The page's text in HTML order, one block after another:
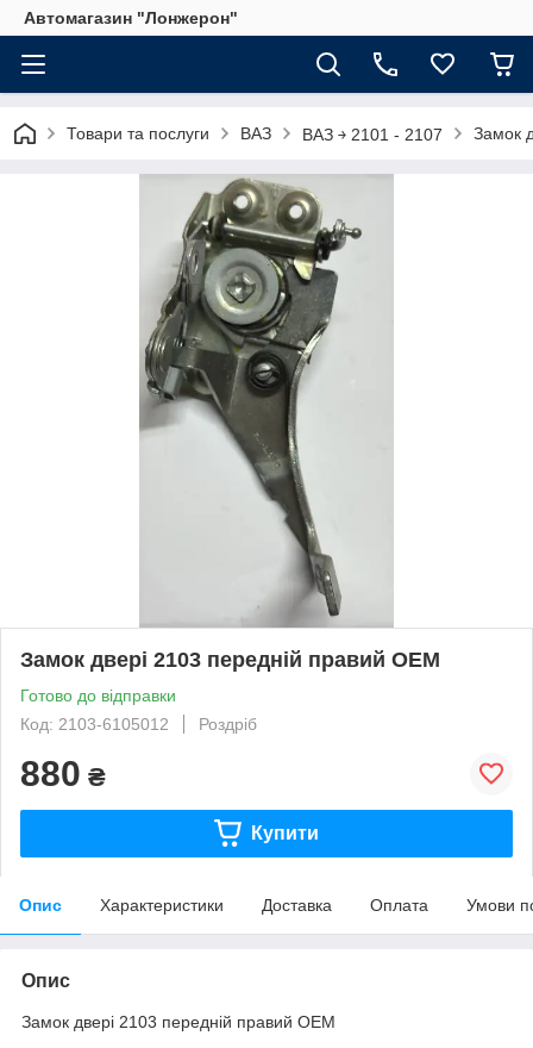
Автомагазин "Лонжерон"
Товари та послуги ВАЗ ВАЗ ￫ 2101 - 2107 Замок
Замок двері 2103 передній правий OEM
Готово до відправки
Код: 2103-6105012
Роздріб
880 ₴
Купити
Опис Характеристики Доставка Оплата Умови
Опис
Замок двері 2103 передній правий OEM